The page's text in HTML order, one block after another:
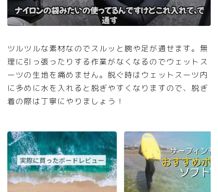
ツルツルな素材なのでスルッと腕や足が通せます。無
理に引っ張ったりする作業がなくなるのでウェットス
ーツの生地を痛めません。脱ぐ時はウェットスーツ内
に多めに水を入れると脱ぎやすくなりますので、脱ぎ
着の際は丁寧にやりましょう！